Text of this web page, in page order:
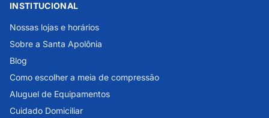
INSTITUCIONAL
Nossas lojas e horários
Sobre a Santa Apolônia
Blog
Como escolher a meia de compressão
Aluguel de Equipamentos
Cuidado Domiciliar